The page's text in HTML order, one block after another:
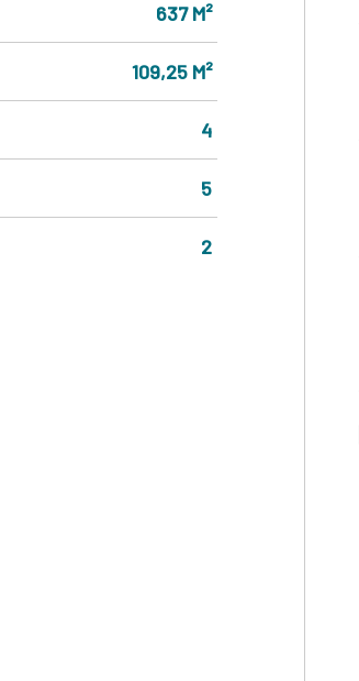
637 M²
109,25 M²
4
5
2